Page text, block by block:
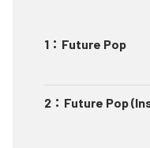
1 ： Future Pop
2 ： Future Pop